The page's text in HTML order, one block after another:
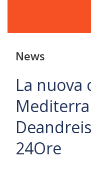
News
La nuova
24Ore